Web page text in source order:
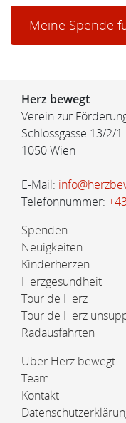
Meine Spende
Herz bewegt
Verein zur
Schlossgasse 13/2/1
1050 Wien
E-Mail:
Telefonnummer:
Spenden
Neuigkeiten
Kinderherzen
Herzgesundheit
Tour de Herz
Tour de Herz
Radausfahrten
Über Herz bewegt
Team
Kontakt